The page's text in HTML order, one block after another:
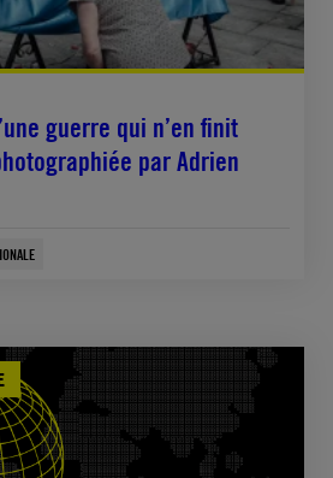
guerre qui n’en finit
par Adrien